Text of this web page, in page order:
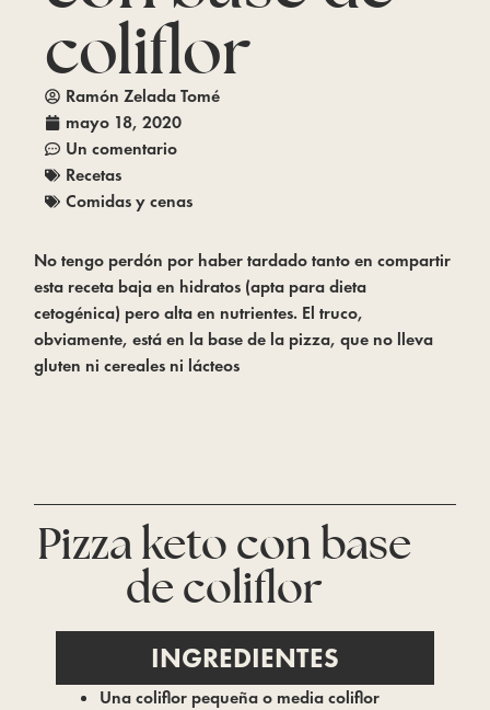
coliflor
Ramón Zelada Tomé
mayo 18, 2020
Un comentario
Recetas
Comidas y cenas
No tengo perdón por haber tardado tanto en compartir
esta receta baja en hidratos (apta para dieta
cetogénica) pero alta en nutrientes. El truco,
obviamente, está en la base de la pizza, que no lleva
gluten ni cereales ni lácteos
Pizza keto con base
de coliflor
INGREDIENTES
Una coliflor pequeña o media coliflor